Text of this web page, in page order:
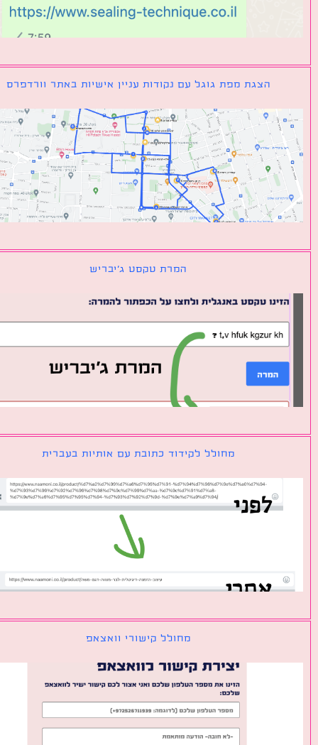
הצגת מפת גוגל עם נקודות עניין אישיות באתר וורדפרס
המרת טקסט ג׳יבריש
מחולל לקידוד כתובת עם אותיות בעברית
מחולל קישורי וואצאפ